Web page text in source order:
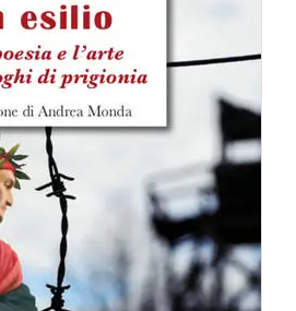
BIOGRAFIE
ATTUALITÀ